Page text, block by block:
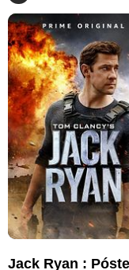
Jack Ryan :